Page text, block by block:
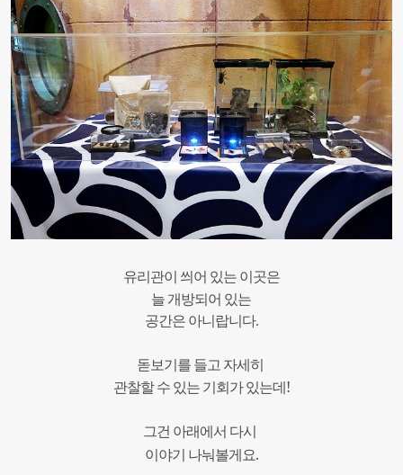
유리관이 씌어 있는 이곳은
늘 개방되어 있는
공간은 아니랍니다.
돋보기를 들고 자세히
관찰할 수 있는 기회가 있는데 !
그건 아래에서 다시
이야기 나눠볼게요.